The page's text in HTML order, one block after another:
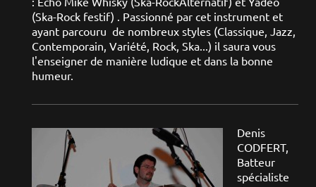
(Ska-Rock festif) . Passionné par cet instrument et
ayant parcouru de nombreux styles (Classique, Jazz,
Contemporain, Variété, Rock, Ska...) il saura vous
l'enseigner de manière ludique et dans la bonne
humeur.
Denis
CODFERT,
Batteur
spécialiste